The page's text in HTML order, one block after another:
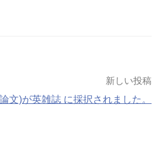
新しい投稿
文)が英雑誌 に採択されました。